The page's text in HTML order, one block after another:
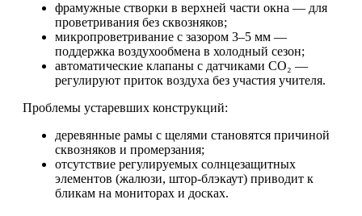
фрамужные створки в верхней части окна — для
проветривания без сквозняков;
микропроветривание с зазором 3–5 мм —
поддержка воздухообмена в холодный сезон;
автоматические клапаны с датчиками CO₂ —
регулируют приток воздуха без участия учителя.
Проблемы устаревших конструкций:
деревянные рамы с щелями становятся причиной
сквозняков и промерзания;
отсутствие регулируемых солнцезащитных
элементов (жалюзи, штор-блэкаут) приводит к
бликам на мониторах и досках.